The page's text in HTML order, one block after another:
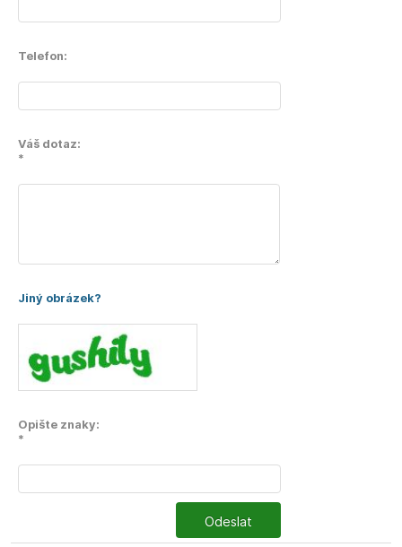
Telefon:
Váš dotaz:
*
Jiný obrázek?
Opište znaky:
*
Odeslat